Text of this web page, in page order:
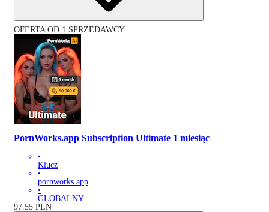
OFERTA OD 1 SPRZEDAWCY
PornWorks.app Subscription Ultimate 1 miesiąc
•
Klucz
•
pornworks.app
•
GLOBALNY
97.55 PLN